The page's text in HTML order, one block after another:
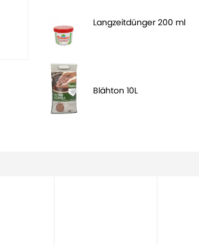
Langzeitdünger 200 ml
Blähton 10L